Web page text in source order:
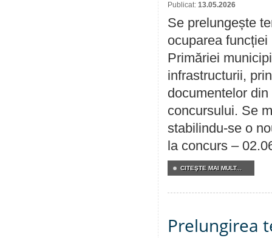
Publicat: 13.05.2026
Se prelungește
ocuparea
Primăriei
infrastructurii,
documentelor
concursului. Se
stabilindu-se o
la concurs –
CITEŞTE MAI MULT...
Prelungirea